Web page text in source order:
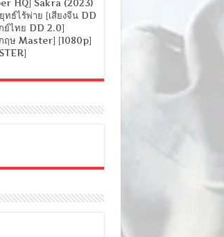
HQ] Sakra (2023)
ทธ์ไร้พ่าย [เสียงจีน DD
ย์ไทย DD 2.0]
ฤษ Master] [1080p]